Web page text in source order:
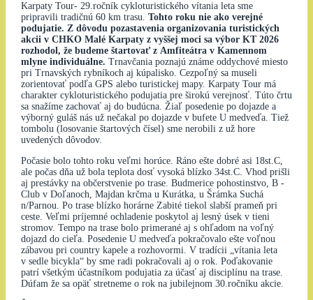
Karpaty Tour- 29.ročník cykloturistického vítania leta sme
pripravili tradičnú 60 km trasu. Tohto roku nie ako verejné
podujatie. Z dôvodu pozastavenia organizovania turistických
akcii v CHKO Malé Karpaty z vyššej moci sa výbor KT 2026
rozhodol, že budeme štartovať z Amfiteátra v Kamennom
mlyne individuálne. Trnavčania poznajú známe oddychové miesto
pri Trnavských rybníkoch aj kúpalisko. Cezpoľný sa museli
zorientovať podľa GPS alebo turistickej mapy. Karpaty Tour má
charakter cykloturistického podujatia pre širokú verejnosť. Túto črtu
sa snažíme zachovať aj do budúcna. Žiaľ posedenie po dojazde a
výborný guláš nás už nečakal po dojazde v bufete U medveďa. Tiež
tombolu (losovanie štartových čísel) sme nerobili z už hore
uvedených dôvodov.
Počasie bolo tohto roku veľmi horúce. Ráno ešte dobré asi 18st.C,
ale počas dňa už bola teplota dosť vysoká blízko 34st.C. Vhod prišli
aj prestávky na občerstvenie po trase. Budmerice pohostinstvo, B -
Club v Doľanoch, Majdan krčma u Kurátka, u Šrámka Suchá
n/Parnou. Po trase blízko horárne Zabité tiekol slabší prameň pri
ceste. Veľmi príjemné ochladenie poskytol aj lesný úsek v tieni
stromov. Tempo na trase bolo primerané aj s ohľadom na voľný
dojazd do cieľa. Posedenie U medveďa pokračovalo ešte voľnou
zábavou pri country kapele a rozhovormi. V tradícii „vítania leta
v sedle bicykla“ by sme radi pokračovali aj o rok. Poďakovanie
patrí všetkým účastníkom podujatia za účasť aj disciplínu na trase.
Dúfam že sa opäť stretneme o rok na jubilejnom 30.ročníku akcie.